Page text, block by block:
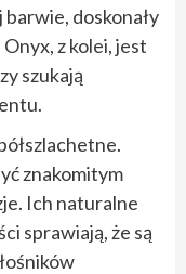
doskonały
z kolei, jest
szukają
znakomitym
Ich naturalne
sprawiają, że są